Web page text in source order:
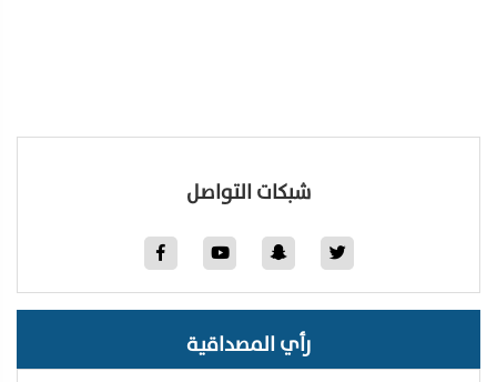
شبكات التواصل
رأي المصداقية